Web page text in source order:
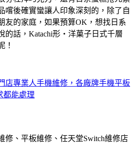
嚐後確實蠻讓人印象深刻的，除了自
友的家庭，如果預算OK，想找日系
的話，Katachi形‧洋菓子日式千層
！
店專業人手機維修，各廠牌手機平板
都能處理
修、平板維修、任天堂Switch維修店